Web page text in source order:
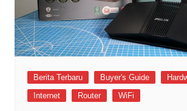
Berita Terbaru Buyer's Guide
Internet
Router WiFi